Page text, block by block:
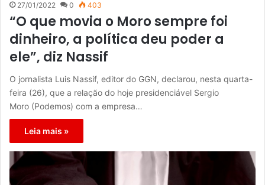
27/01/2022 0 403
“O que movia o Moro sempre foi
dinheiro, a política deu poder a
ele”, diz Nassif
O jornalista Luis Nassif, editor do GGN, declarou, nesta quarta-
feira (26), que a relação do hoje presidenciável Sergio
Moro (Podemos) com a empresa…
Leia mais »